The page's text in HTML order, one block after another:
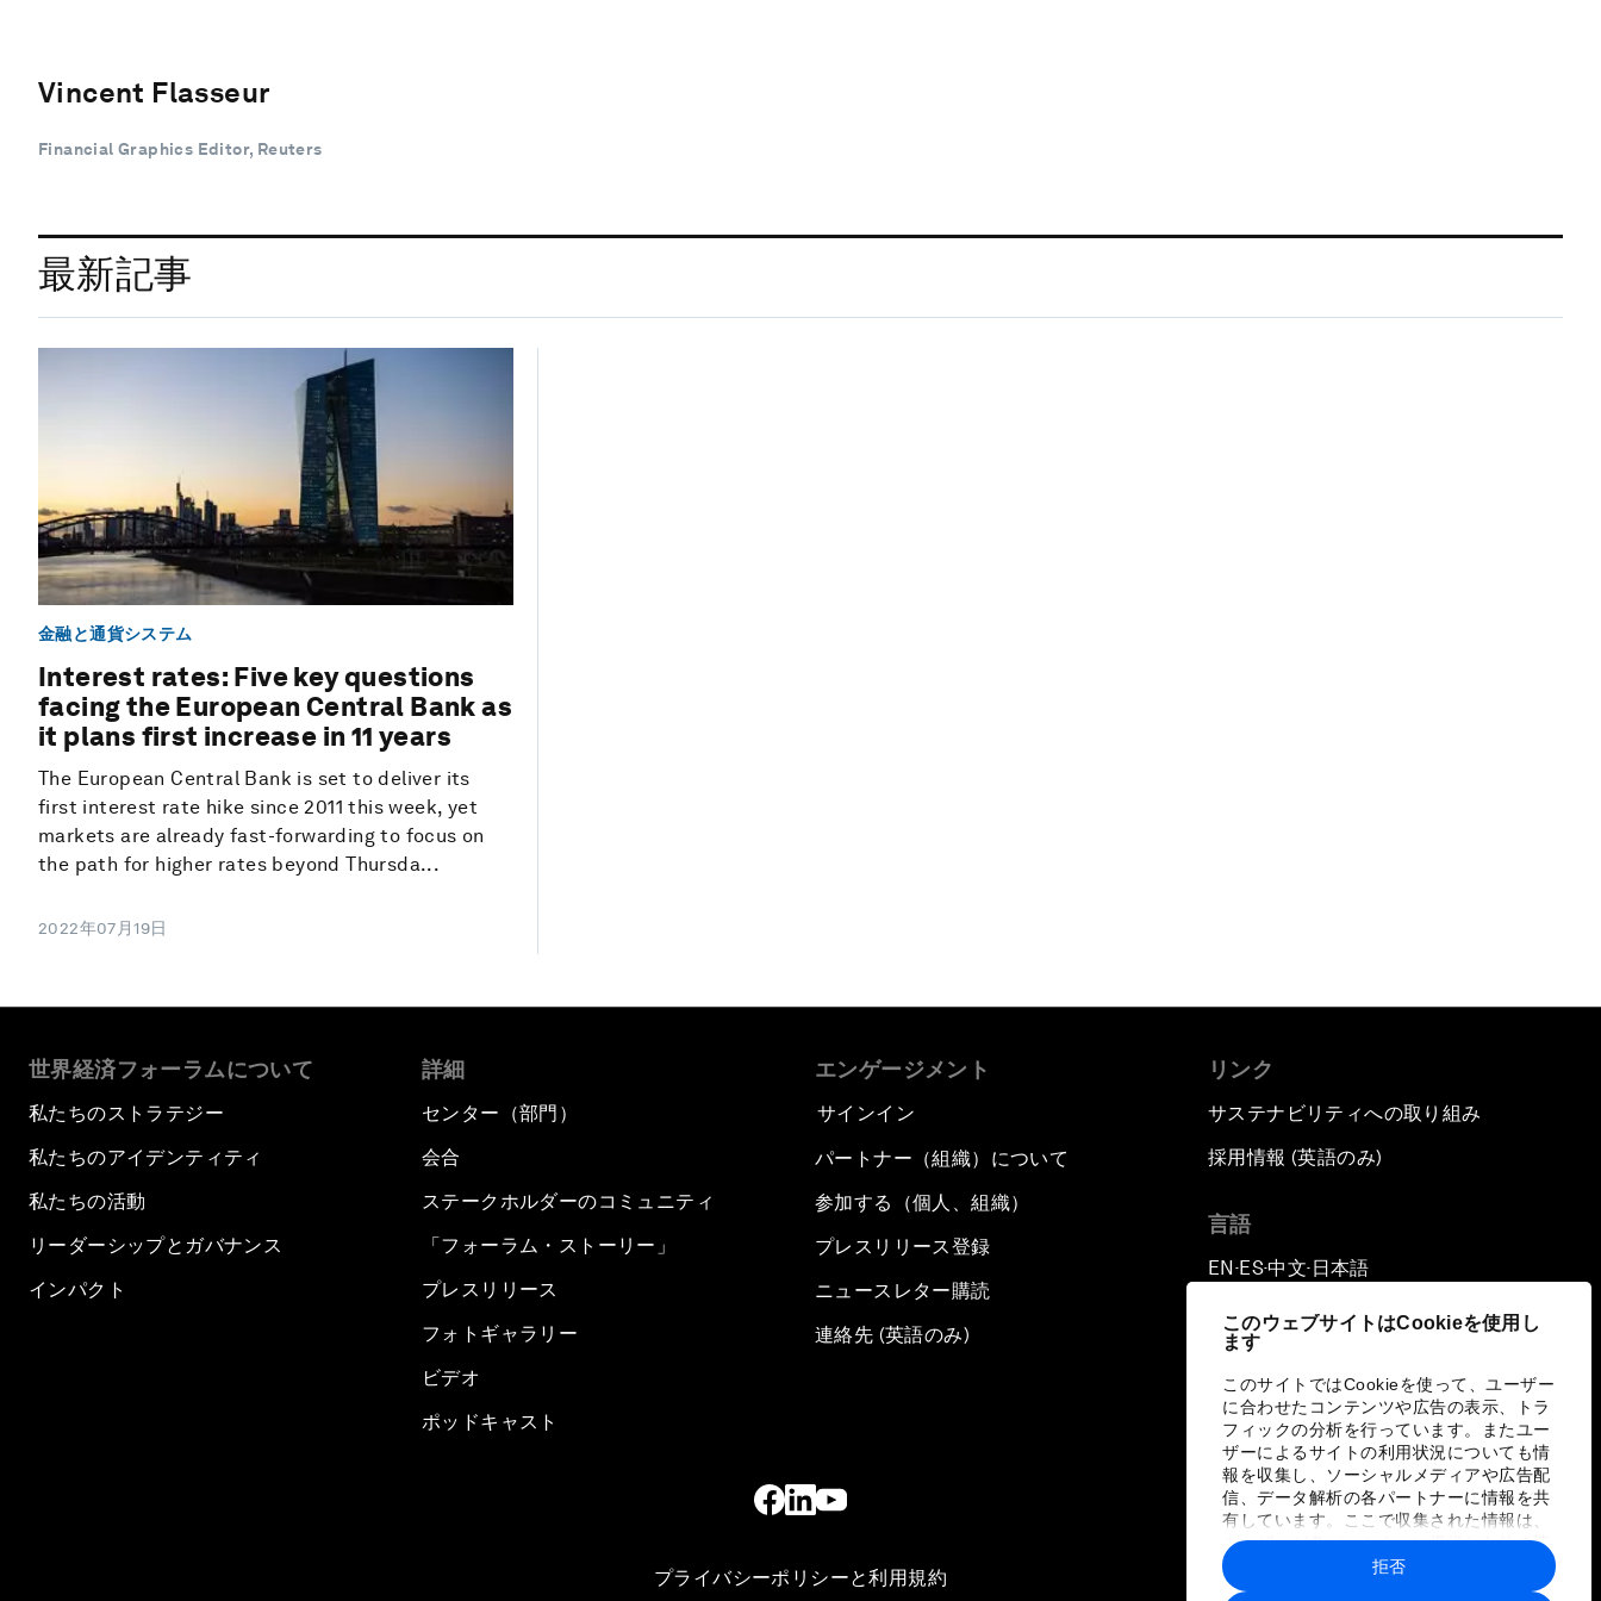
このウェブサイトはCookieを使用し
ます
このサイトではCookieを使って、ユーザー
に合わせたコンテンツや広告の表示、トラ
フィックの分析を行っています。またユー
ザーによるサイトの利用状況についても情
報を収集し、ソーシャルメディアや広告配
信、データ解析の各パートナーに情報を共
有しています。ここで収集された情報は、
ユーザーが各パートナーに提供した他の情
報や各パートナーのサービスを使用した際
に収集された情報と組み合わされ、各パー
拒否
Vincent Flasseur
Financial Graphics Editor, Reuters
最新記事
金融と通貨システム
Interest rates: Five key questions
facing the European Central Bank as
it plans first increase in 11 years
The European Central Bank is set to deliver its
first interest rate hike since 2011 this week, yet
markets are already fast-forwarding to focus on
the path for higher rates beyond Thursda...
2022年07月19日
世界経済フォーラムについて
私たちのストラテジー
私たちのアイデンティティ
私たちの活動
リーダーシップとガバナンス
インパクト
詳細
センター（部門）
会合
ステークホルダーのコミュニティ
「フォーラム・ストーリー」
プレスリリース
フォトギャラリー
ビデオ
ポッドキャスト
エンゲージメント
サインイン
パートナー（組織）について
参加する（個人、組織）
プレスリリース登録
ニュースレター購読
連絡先 (英語のみ)
リンク
サステナビリティへの取り組み
採用情報 (英語のみ)
言語
EN ▪ ES▪中文▪ 日本語
プライバシーポリシーと利用規約